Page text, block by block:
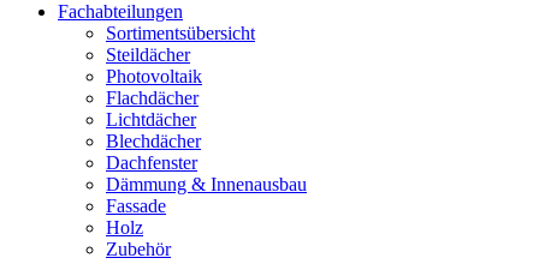
Fachabteilungen
Sortimentsübersicht
Steildächer
Photovoltaik
Flachdächer
Lichtdächer
Blechdächer
Dachfenster
Dämmung & Innenausbau
Fassade
Holz
Zubehör